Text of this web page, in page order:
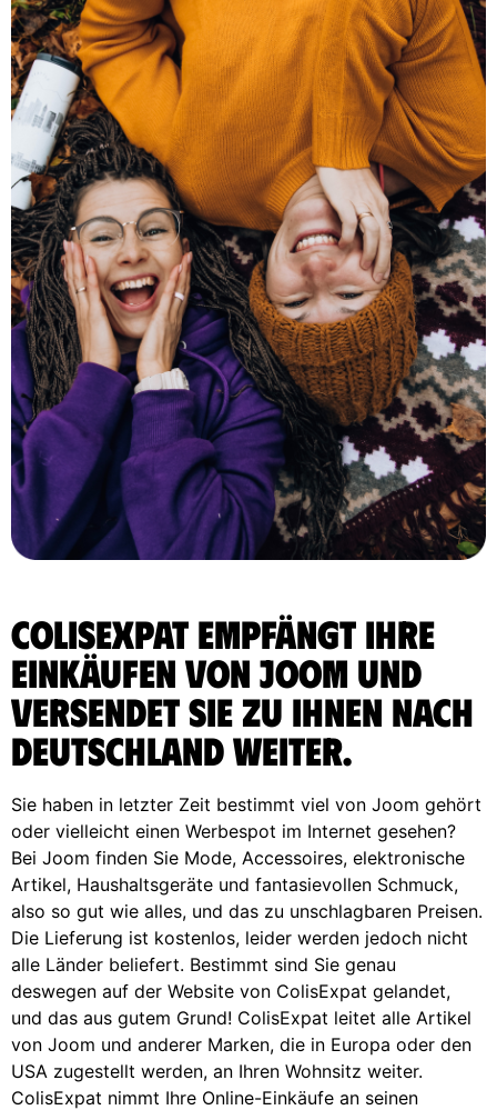
ColisExpat empfängt Ihre
Einkäufen von Joom und
versendet sie zu Ihnen nach
Deutschland weiter.
Sie haben in letzter Zeit bestimmt viel von Joom gehört
oder vielleicht einen Werbespot im Internet gesehen?
Bei Joom finden Sie Mode, Accessoires, elektronische
Artikel, Haushaltsgeräte und fantasievollen Schmuck,
also so gut wie alles, und das zu unschlagbaren Preisen.
Die Lieferung ist kostenlos, leider werden jedoch nicht
alle Länder beliefert. Bestimmt sind Sie genau
deswegen auf der Website von ColisExpat gelandet,
und das aus gutem Grund! ColisExpat leitet alle Artikel
von Joom und anderer Marken, die in Europa oder den
USA zugestellt werden, an Ihren Wohnsitz weiter.
ColisExpat nimmt Ihre Online-Einkäufe an seinen